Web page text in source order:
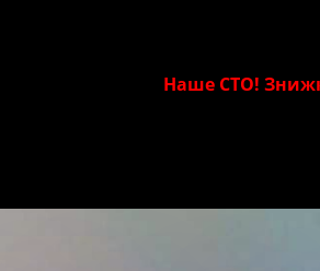
СТО! Знижки для клієнтів і